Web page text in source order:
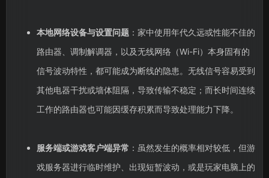
本地网络设备与设置问题：家中使用年代久远或性能不佳的
路由器、调制解调器，以及无线网络（Wi-Fi）本身固有的
信号波动特性，都可能成为断线的隐患。无线信号容易受到
其他电器干扰或墙体阻隔，导致传输不稳定；而长时间连续
工作的路由器也可能因缓存积累而导致处理能力下降。
服务端或游戏客户端异常 ：虽然发生的概率相对较低，但游
戏服务器进行临时维护、出现短暂波动，或是玩家电脑上的